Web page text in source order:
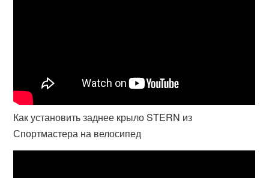
Как установить заднее крыло STERN из
Спортмастера на велосипед